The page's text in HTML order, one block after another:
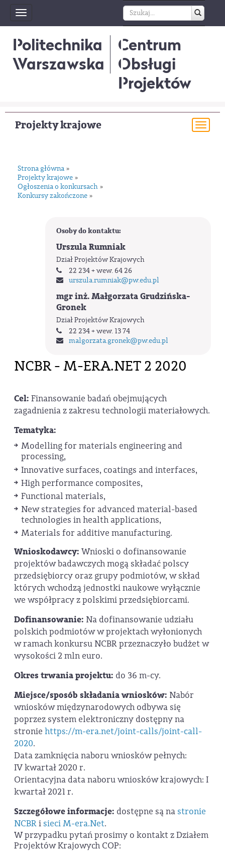
Toggle
navigation
Politechnika
Warszawska
Centrum
Obsługi
Projektów
Projekty krajowe
Strona główna »
Projekty krajowe »
Ogłoszenia o konkursach »
Konkursy zakończone »
Osoby do kontaktu:
Urszula Rumniak
Dział Projektów Krajowych
22 234 + wew. 64 26
urszula.rumniak@pw.edu.pl
mgr inż. Małgorzata Grudzińska-
Gronek
Dział Projektów Krajowych
22 234 + wew. 13 74
malgorzata.gronek@pw.edu.pl
NCBR - M-ERA.NET 2 2020
Cel: Finansowanie badań obejmujących
zagadnienia z zakresu technologii materiałowych.
Tematyka:
Modelling for materials engineering and
processing,
Innovative surfaces, coatings and interfaces,
High performance composites,
Functional materials,
New strategies for advanced material-based
technologies in health applications,
Materials for additive manufacturing.
Wnioskodawcy: Wnioski o dofinansowanie
projektów badawczych mogą składać polscy
przedsiębiorcy oraz grupy podmiotów, w skład
których wchodzą jednostki naukowe wyłącznie
we współpracy z polskimi przedsiębiorcami.
Dofinansowanie: Na dofinansowanie udziału
polskich podmiotów w projektach wyłonionych
w ramach konkursu NCBR przeznaczyło budżet w
wysokości 2 mln euro.
Okres trwania projektu: do 36 m-cy.
Miejsce/sposób składania wniosków: Nabór
wniosków międzynarodowych odbywa się
poprzez system elektroniczny dostępny na
stronie https://m-era.net/joint-calls/joint-call-
2020.
Data zamknięcia naboru wniosków pełnych:
IV kwartał 2020 r.
Orientacyjna data naboru wniosków krajowych: I
kwartał 2021 r.
Szczegółowe informacje: dostępne są na stronie
NCBRi sieci M-era.Net.
W przypadku pytań prosimy o kontakt z Działem
Projektów Krajowych COP: